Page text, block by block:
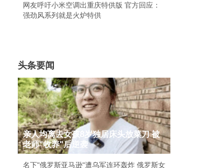
网友呼吁小米空调出重庆特供版 官方回应：
强劲风系列就是火炉特供
头条要闻
亲人均离去女孩8岁独居床头放菜刀 被
老师"收养"后逆袭
名下"俄罗斯亚马逊"遭乌军连环轰炸 俄罗斯女